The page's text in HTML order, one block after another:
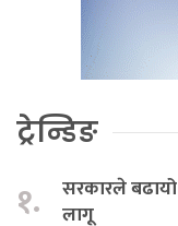
ट्रेन्डिङ
१.
सरकारले
लागू